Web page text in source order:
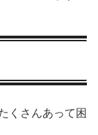
くさんあって困